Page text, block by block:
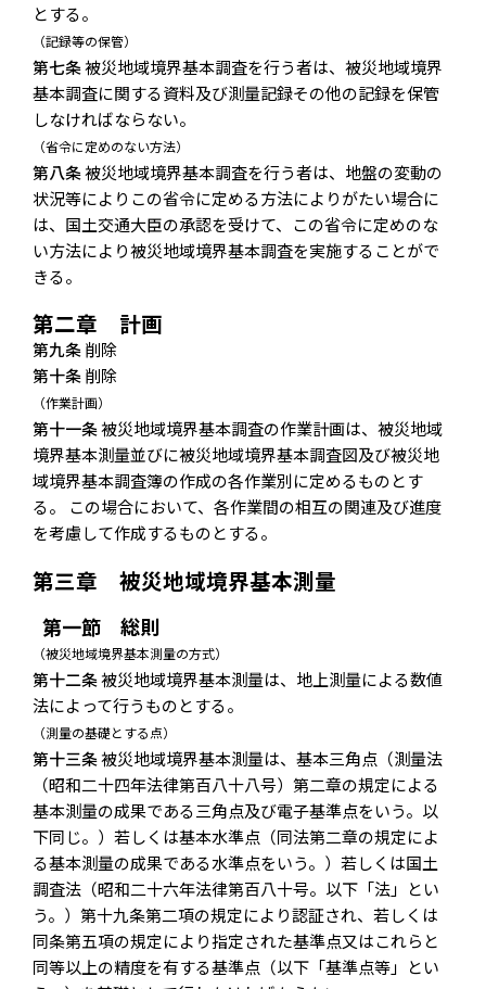
とする。
（記録等の保管）
第七条被災地域境界基本調査を行う者は、被災地域境界
基本調査に関する資料及び測量記録その他の記録を保管
しなければならない。
（省令に定めのない方法）
第八条被災地域境界基本調査を行う者は、地盤の変動の
状況等によりこの省令に定める方法によりがたい場合に
は、国土交通大臣の承認を受けて、この省令に定めのな
い方法により被災地域境界基本調査を実施することがで
きる。
第二章 計画
第九条削除
第十条削除
（作業計画）
第十一条被災地域境界基本調査の作業計画は、被災地域
境界基本測量並びに被災地域境界基本調査図及び被災地
域境界基本調査簿の作成の各作業別に定めるものとす
る。 この場合において、各作業間の相互の関連及び進度
を考慮して作成するものとする。
第三章 被災地域境界基本測量
第一節 総則
（被災地域境界基本測量の方式）
第十二条被災地域境界基本測量は、地上測量による数値
法によって行うものとする。
（測量の基礎とする点）
第十三条被災地域境界基本測量は、基本三角点（測量法
（昭和二十四年法律第百八十八号）第二章の規定による
基本測量の成果である三角点及び電子基準点をいう。以
下同じ。）若しくは基本水準点（同法第二章の規定によ
る基本測量の成果である水準点をいう。）若しくは国土
調査法（昭和二十六年法律第百八十号。以下「法」とい
う。）第十九条第二項の規定により認証され、若しくは
同条第五項の規定により指定された基準点又はこれらと
同等以上の精度を有する基準点（以下「基準点等」とい